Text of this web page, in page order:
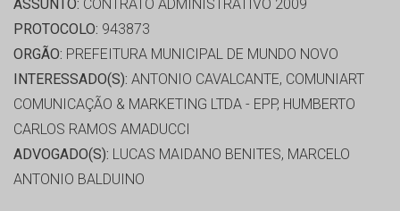
ASSUNTO: CONTRATO ADMINISTRATIVO 2009
PROTOCOLO: 943873
ORGÃO: PREFEITURA MUNICIPAL DE MUNDO NOVO
INTERESSADO(S): ANTONIO CAVALCANTE, COMUNIART
COMUNICAÇÃO & MARKETING LTDA - EPP, HUMBERTO
CARLOS RAMOS AMADUCCI
ADVOGADO(S): LUCAS MAIDANO BENITES, MARCELO
ANTONIO BALDUINO